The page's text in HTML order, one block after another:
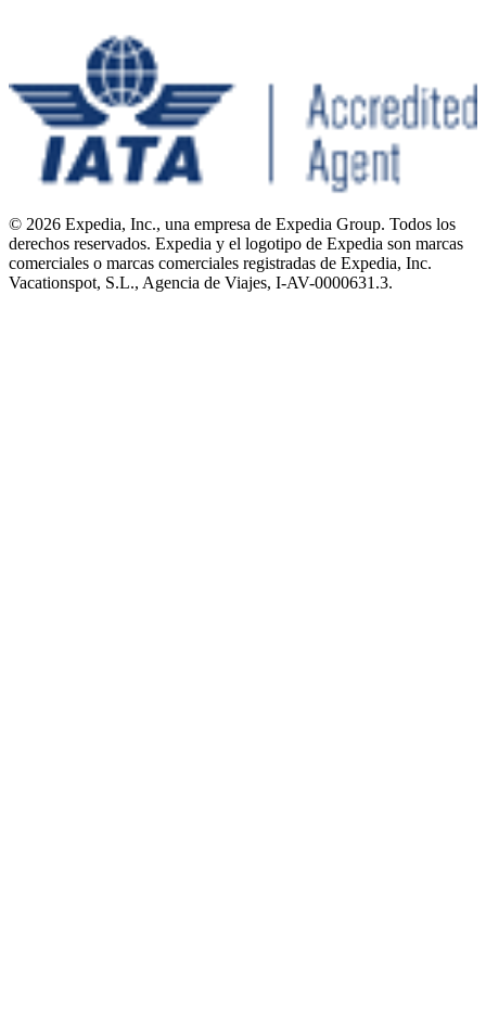
© 2026 Expedia, Inc., una empresa de Expedia Group. Todos los
derechos reservados. Expedia y el logotipo de Expedia son marcas
comerciales o marcas comerciales registradas de Expedia, Inc.
Vacationspot, S.L., Agencia de Viajes, I-AV-0000631.3.